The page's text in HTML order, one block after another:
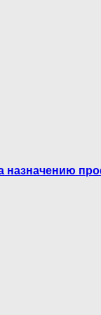
назначению